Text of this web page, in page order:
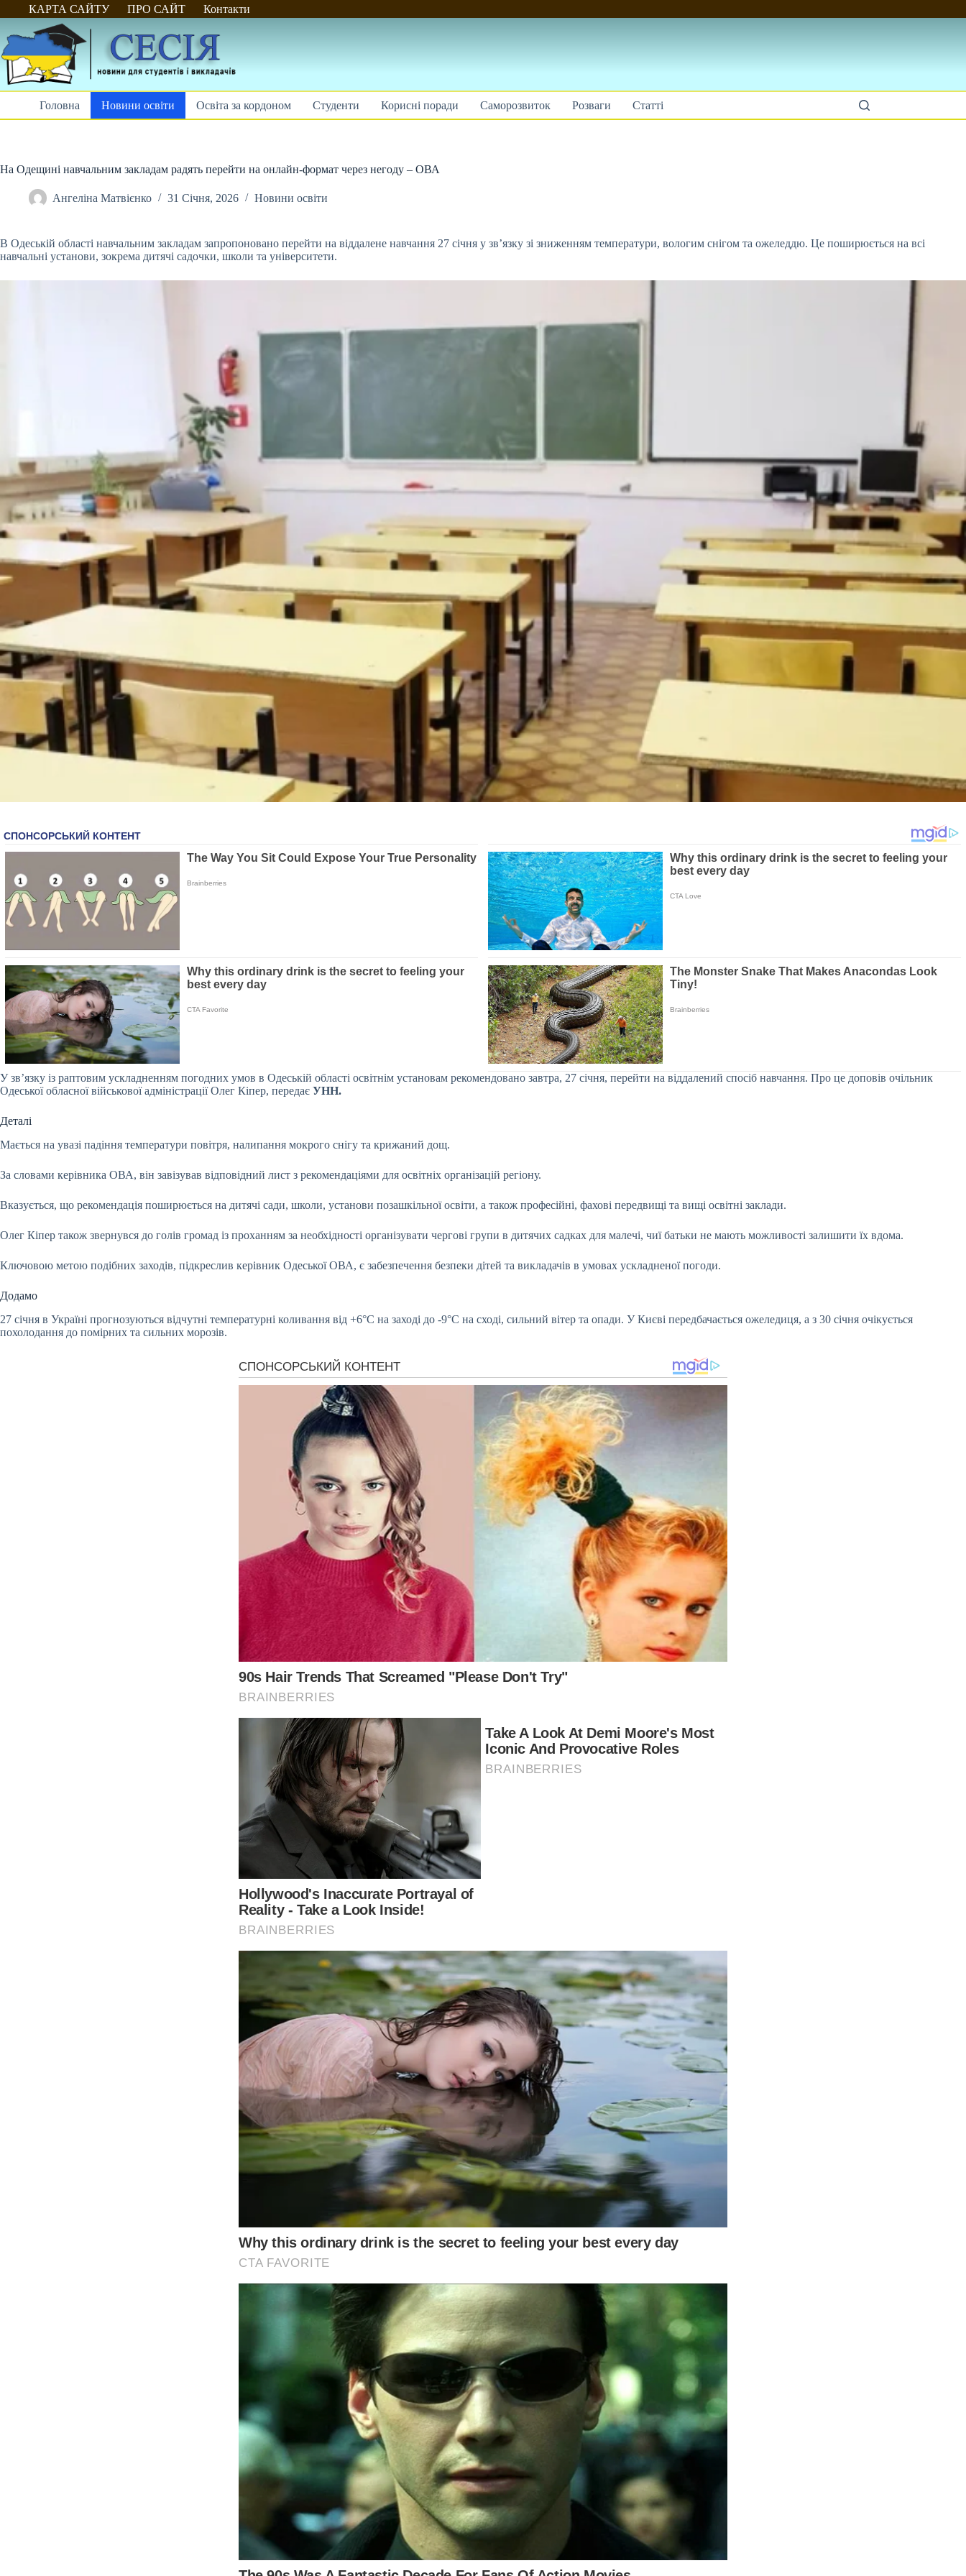
Перейти
до
КАРТА САЙТУ ПРО САЙТ Контакти
Головна Новини освіти Освіта за кордоном Студенти Корисні поради Саморозвиток Розваги Статті
На Одещині навчальним закладам радять перейти на онлайн-формат через негоду – ОВА
Ангеліна Матвієнко 31 Січня, 2026 Новини освіти
В Одеській області навчальним закладам запропоновано перейти на віддалене навчання 27 січня у зв’язку зі зниженням температури, вологим снігом та ожеледдю. Це поширюється на всі
навчальні установи, зокрема дитячі садочки, школи та університети.
У зв’язку із раптовим ускладненням погодних умов в Одеській області освітнім установам рекомендовано завтра, 27 січня, перейти на віддалений спосіб навчання. Про це доповів очільник
Одеської обласної військової адміністрації Олег Кіпер, передає УНН.
Деталі
Мається на увазі падіння температури повітря, налипання мокрого снігу та крижаний дощ.
За словами керівника ОВА, він завізував відповідний лист з рекомендаціями для освітніх організацій регіону.
Вказується, що рекомендація поширюється на дитячі сади, школи, установи позашкільної освіти, а також професійні, фахові передвищі та вищі освітні заклади.
Олег Кіпер також звернувся до голів громад із проханням за необхідності організувати чергові групи в дитячих садках для малечі, чиї батьки не мають можливості залишити їх вдома.
Ключовою метою подібних заходів, підкреслив керівник Одеської ОВА, є забезпечення безпеки дітей та викладачів в умовах ускладненої погоди.
Додамо
27 січня в Україні прогнозуються відчутні температурні коливання від +6°C на заході до -9°C на сході, сильний вітер та опади. У Києві передбачається ожеледиця, а з 30 січня очікується
похолодання до помірних та сильних морозів.